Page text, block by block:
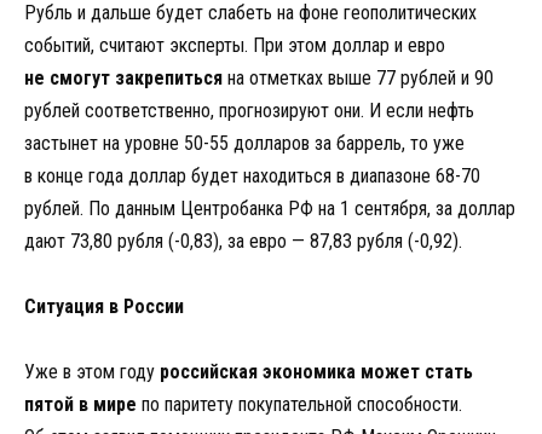
Рубль и дальше будет слабеть на фоне геополитических
событий, считают эксперты. При этом доллар и евро
не смогут закрепиться на отметках выше 77 рублей и 90
рублей соответственно, прогнозируют они. И если нефть
застынет на уровне 50-55 долларов за баррель, то уже
в конце года доллар будет находиться в диапазоне 68-70
рублей. По данным Центробанка РФ на 1 сентября, за доллар
дают 73,80 рубля (-0,83), за евро — 87,83 рубля (-0,92).
Ситуация в России
Уже в этом году российская экономика может стать
пятой в мире по паритету покупательной способности.